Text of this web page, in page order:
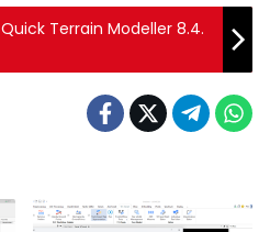
Terrain Modeller 8.4.